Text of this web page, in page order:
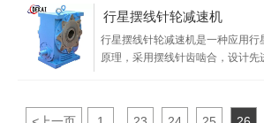
齿轮减速器、蜗杆减速器和行星齿
器；
行星摆线针轮减速机
行星摆线针轮减速机是一种应用行
原理，采用摆线针齿啮合，设计先
命长，运转平稳可靠，噪音小，拆